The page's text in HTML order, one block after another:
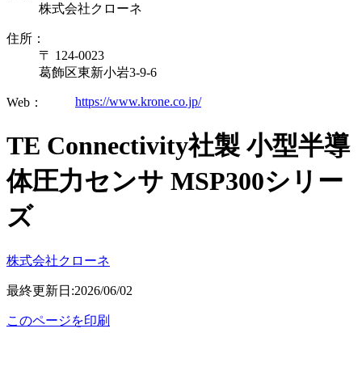
株式会社クローネ
住所：
〒 124-0023
葛飾区東新小岩3-9-6
Web： https://www.krone.co.jp/
TE Connectivity社製 小型半導
体圧力センサ MSP300シリー
ズ
株式会社クローネ
最終更新日:2026/06/02
このページを印刷